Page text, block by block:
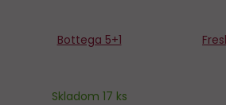
Bottega 5+1
Skladom 17 ks